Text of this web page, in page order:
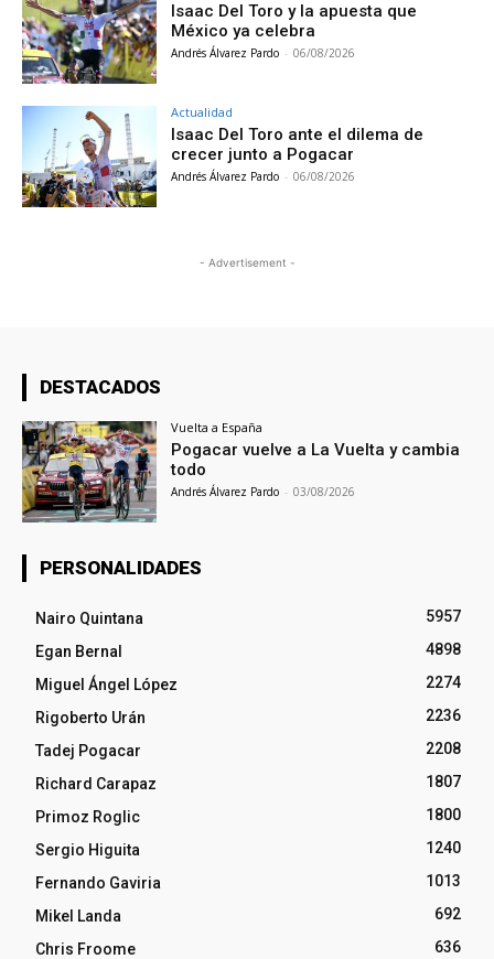
Isaac Del Toro y la apuesta que
México ya celebra
Andrés Álvarez Pardo - 06/08/2026
Actualidad
Isaac Del Toro ante el dilema de
crecer junto a Pogacar
Andrés Álvarez Pardo - 06/08/2026
- Advertisement -
DESTACADOS
Vuelta a España
Pogacar vuelve a La Vuelta y cambia
todo
Andrés Álvarez Pardo - 03/08/2026
PERSONALIDADES
Nairo Quintana
5957
Egan Bernal
4898
Miguel Ángel López
2274
Rigoberto Urán
2236
Tadej Pogacar
2208
Richard Carapaz
1807
Primoz Roglic
1800
Sergio Higuita
1240
Fernando Gaviria
1013
Mikel Landa
692
Chris Froome
636